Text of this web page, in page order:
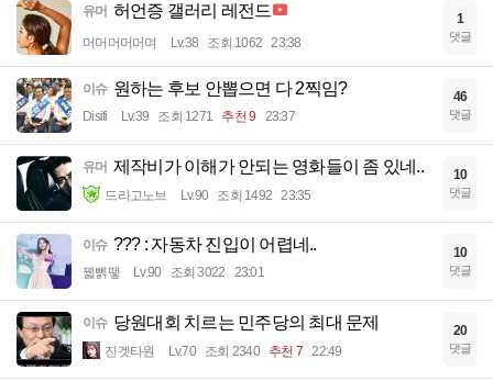
유머 허언증 갤러리 레전드
머머머머머며 Lv.38 조회 1062 23:38
1
댓글
이슈 원하는 후보 안뽑으면 다 2찍임?
Disifi Lv.39 조회 1271 추천 9 23:37
46
댓글
유머 제작비가 이해가 안되는 영화들이 좀 있네..
드라고노브 Lv.90 조회 1492 23:35
10
댓글
이슈 ??? : 자동차 진입이 어렵네..
꿻뻵뗗 Lv.90 조회 3022 23:01
10
댓글
이슈 당원대회 치르는 민주당의 최대 문제
진겟타원 Lv.70 조회 2340 추천 7 22:49
20
댓글